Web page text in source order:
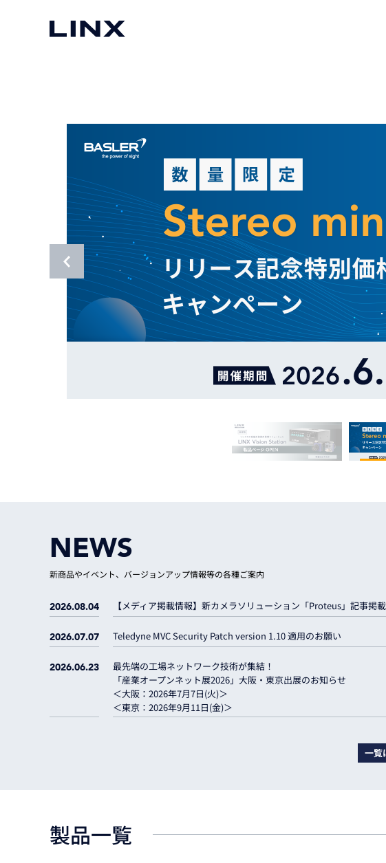
画像処理ソフトウェア
MVTec Software|HALCON
MVTec Software|MERLIC
MVTec Software|DeepLearningTool
産業用デジタルカメラ
iRAYPLE
Teledyne DALSA
Basler
サイエンスカメラ
LMI Technologies|Gocator
Allied Vision Konstanz
（旧 Chromasens）
heliotis
Photoneo
物流・パッケージ
無料3Dセンサー計測評価サービス
無料コードリーダデモ機貸出サービス
NEWS
新商品やイベント、バージョンアップ情報等の各種ご案内
2026.08.04 【メディア掲載情報】 新カメラソリューション「Proteus」記事掲
2026.07.07 Teledyne MVC Security Patch version 1.10 適用のお願い
2026.06.23
最先端の工場ネットワーク技術が集結！
「産業オープンネット展2026」大阪・東京出展のお知らせ
＜大阪：2026年7月7日(火)＞
＜東京：2026年9月11日(金)＞
一覧
製品一覧